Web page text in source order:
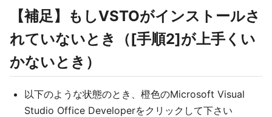
【補足】もしVSTOがインストールさ
れていないとき（[手順2]が上手くい
かないとき）
以下のような状態のとき、橙色のMicrosoft Visual
Studio Office Developerをクリックして下さい